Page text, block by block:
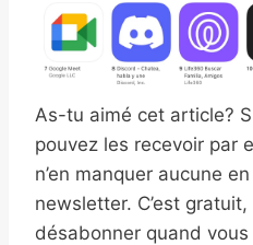
As-tu aimé cet article?
pouvez les recevoir par
n’en manquer aucune
newsletter. C’est
désabonner quand